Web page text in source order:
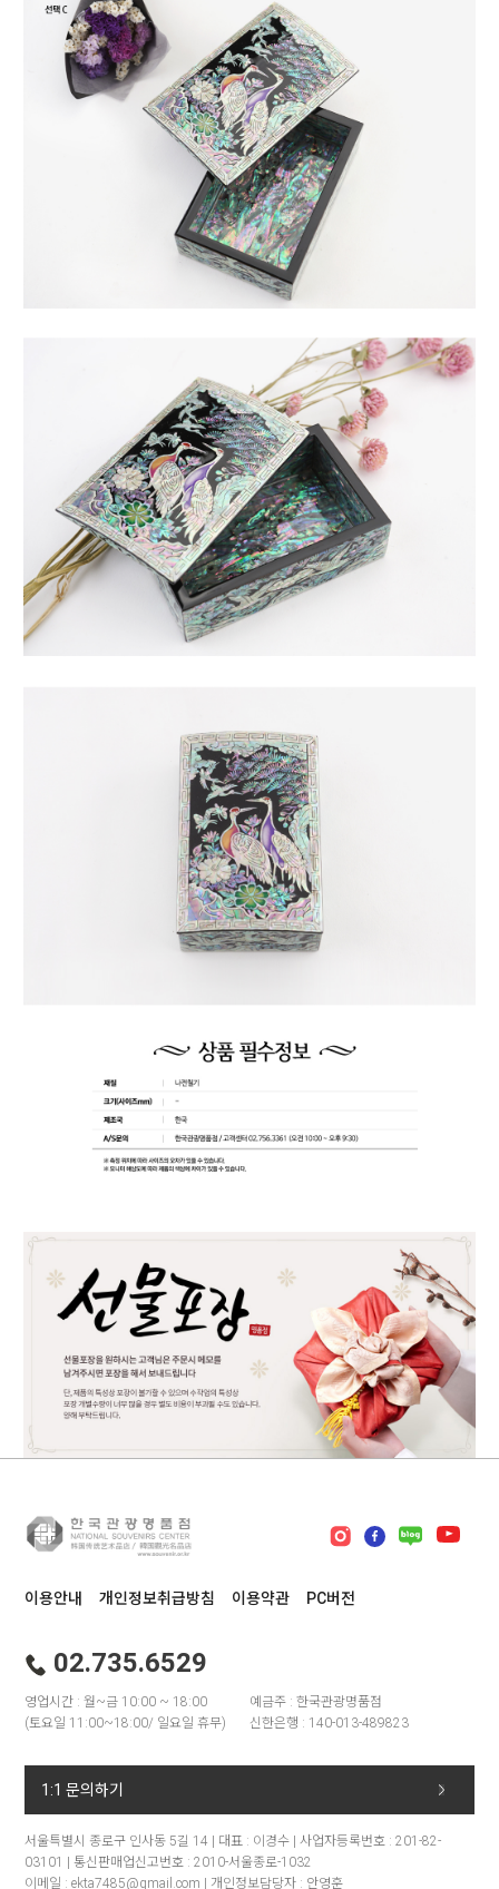
이용안내 개인정보취급방침 이용약관 PC버전
02.735.6529
영업시간 : 월~금 10:00 ~ 18:00
(토요일 11:00~18:00/ 일요일 휴무)
예금주 : 한국관광명품점
신한은행 : 140-013-489823
1:1 문의하기
서울특별시 종로구 인사동 5길 14 | 대표 : 이경수 | 사업자등록번호 : 201-82-
03101 | 통신판매업신고번호 : 2010-서울종로-1032
이메일 : ekta7485@gmail.com | 개인정보담당자 : 안영훈